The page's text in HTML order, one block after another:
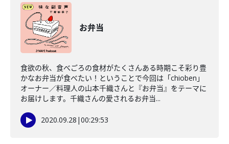
お弁当
食欲の秋、食べごろの食材がたくさんある時期こそ彩り豊
かなお弁当が食べたい！ということで今回は「chioben」
オーナー／料理人の山本千織さんと『お弁当』をテーマに
お届けします。千織さんの愛されるお弁当...
2020.09.28 |00:29:53